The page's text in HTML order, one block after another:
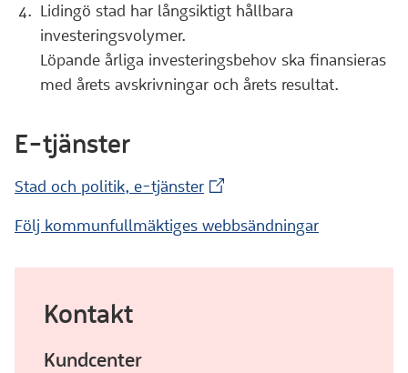
Lidingö stad har långsiktigt hållbara
investeringsvolymer.
Löpande årliga investeringsbehov ska finansieras
med årets avskrivningar och årets resultat.
E-tjänster
Stad och politik, e-tjänster(Extern webbplats)
Följ kommunfullmäktiges webbsändningar
Kontakt
Kundcenter